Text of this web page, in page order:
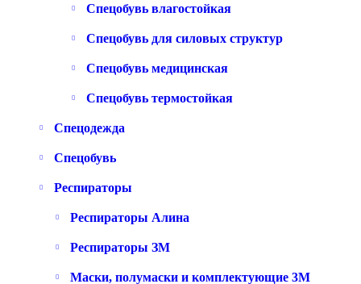
Спецобувь влагостойкая
Спецобувь для силовых структур
Спецобувь медицинская
Спецобувь термостойкая
Спецодежда
Спецобувь
Респираторы
Респираторы Алина
Респираторы ЗМ
Маски, полумаски и комплектующие 3M